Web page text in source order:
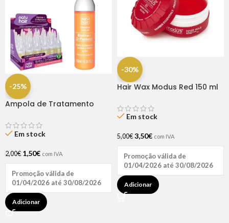
-25%
Ampola de Tratamento
Hair (1 UNIDADE)
Em stock
2,00€ 1,50€ com IVA
Promoção válida de
01/04/2026 até 30/08/2026
Adicionar
-30%
Hair Wax Modus Red 150 ml
Em stock
5,00€ 3,50€ com IVA
Promoção válida de
01/04/2026 até 30/08/2026
Adicionar